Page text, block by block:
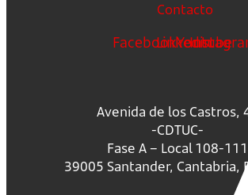
Contacto
FacebookLinkedin
Youtube
Avenida de los Castros,
-CDTUC-
Fase A – Local 108-111
39005 Santander, Cantabria,